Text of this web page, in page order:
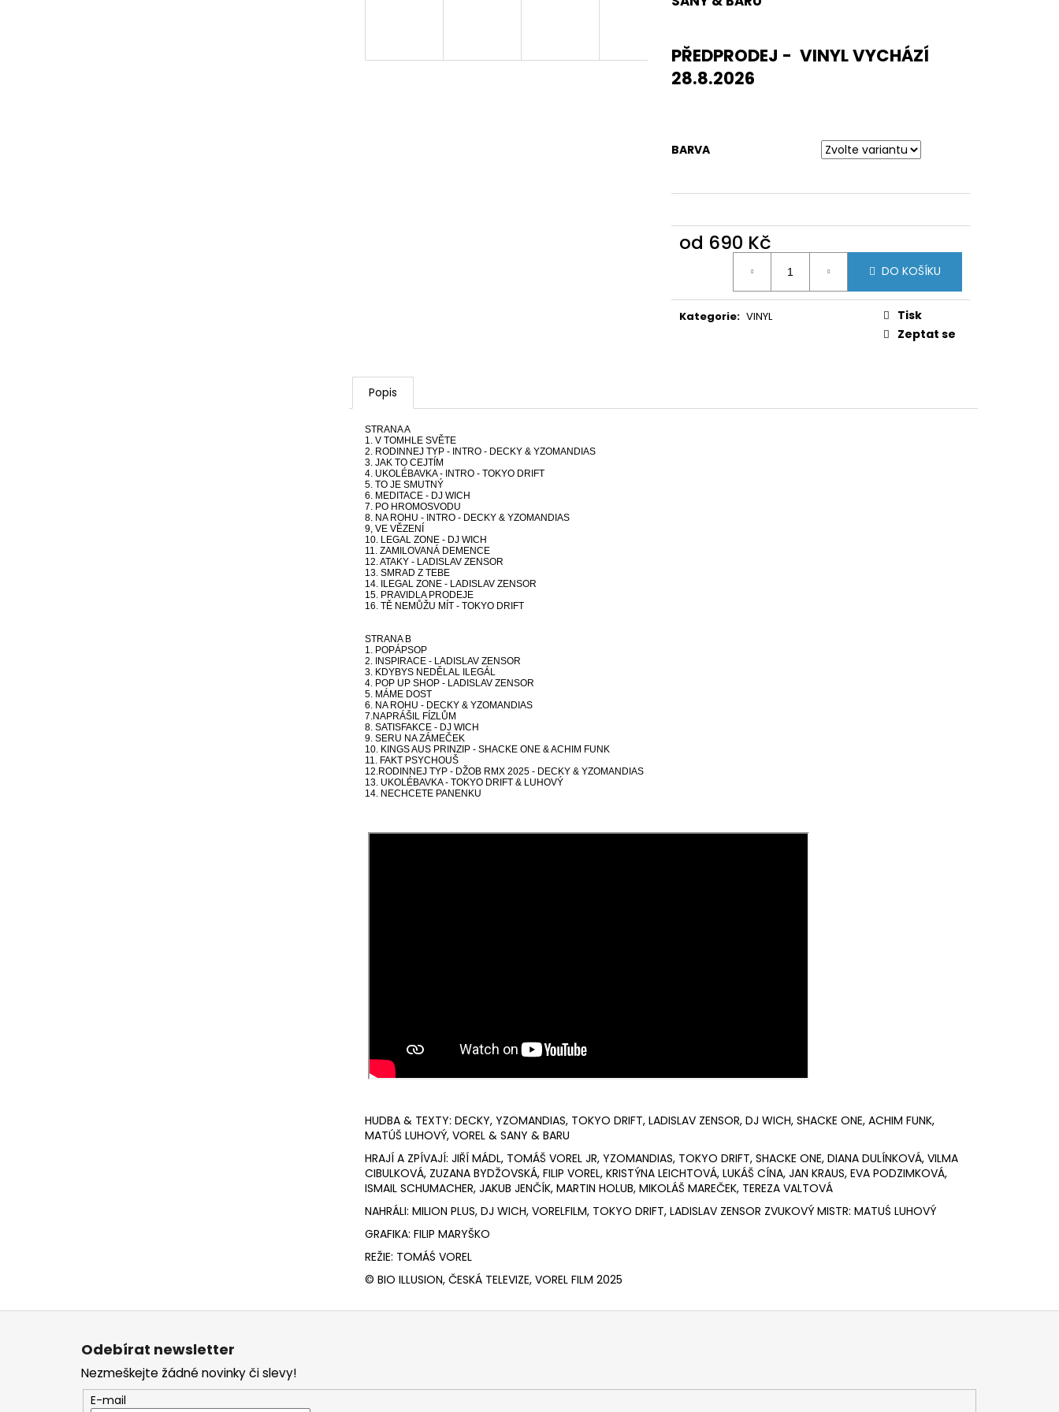
PŘEDPRODEJ - VINYL VYCHÁZÍ
28.8.2026
BARVA
od 690 Kč
DO KOŠÍKU
Kategorie: VINYL
Tisk
Zeptat se
Popis
STRANA A
1. V TOMHLE SVĚTE
2. RODINNEJ TYP - INTRO - DECKY & YZOMANDIAS
3. JAK TO CEJTÍM
4. UKOLÉBAVKA - INTRO - TOKYO DRIFT
5. TO JE SMUTNÝ
6. MEDITACE - DJ WICH
7. PO HROMOSVODU
8. NA ROHU - INTRO - DECKY & YZOMANDIAS
9, VE VĚZENÍ
10. LEGAL ZONE - DJ WICH
11. ZAMILOVANÁ DEMENCE
12. ATAKY - LADISLAV ZENSOR
13. SMRAD Z TEBE
14. ILEGAL ZONE - LADISLAV ZENSOR
15. PRAVIDLA PRODEJE
16. TĚ NEMŮŽU MÍT - TOKYO DRIFT
STRANA B
1. POPÁPSOP
2. INSPIRACE - LADISLAV ZENSOR
3. KDYBYS NEDĚLAL ILEGÁL
4. POP UP SHOP - LADISLAV ZENSOR
5. MÁME DOST
6. NA ROHU - DECKY & YZOMANDIAS
7.NAPRÁŠIL FÍZLŮM
8. SATISFAKCE - DJ WICH
9. SERU NA ZÁMEČEK
10. KINGS AUS PRINZIP - SHACKE ONE & ACHIM FUNK
11. FAKT PSYCHOUŠ
12.RODINNEJ TYP - DŽOB RMX 2025 - DECKY & YZOMANDIAS
13. UKOLÉBAVKA - TOKYO DRIFT & LUHOVÝ
14. NECHCETE PANENKU
HUDBA & TEXTY: DECKY, YZOMANDIAS, TOKYO DRIFT, LADISLAV ZENSOR, DJ WICH, SHACKE ONE, ACHIM FUNK,
MATÚŠ LUHOVÝ, VOREL & SANY & BARU
HRAJÍ A ZPÍVAJÍ: JIŘÍ MÁDL, TOMÁŠ VOREL JR, YZOMANDIAS, TOKYO DRIFT, SHACKE ONE, DIANA DULÍNKOVÁ, VILMA
CIBULKOVÁ, ZUZANA BYDŽOVSKÁ, FILIP VOREL, KRISTÝNA LEICHTOVÁ, LUKÁŠ CÍNA, JAN KRAUS, EVA PODZIMKOVÁ,
ISMAIL SCHUMACHER, JAKUB JENČÍK, MARTIN HOLUB, MIKOLÁŠ MAREČEK, TEREZA VALTOVÁ
NAHRÁLI: MILION PLUS, DJ WICH, VORELFILM, TOKYO DRIFT, LADISLAV ZENSOR ZVUKOVÝ MISTR: MATUŚ LUHOVÝ
GRAFIKA: FILIP MARYŠKO
REŽIE: TOMÁŚ VOREL
© BIO ILLUSION, ČESKÁ TELEVIZE, VOREL FILM 2025
Z
Odebírat newsletter
Nezmeškejte žádné novinky či slevy!
E-mail